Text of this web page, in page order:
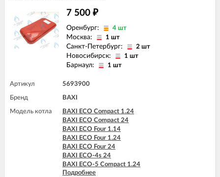
7 500 ₽
Оренбург: 4 шт
Москва: 1 шт
Санкт-Петербург: 2 шт
Новосибирск: 1 шт
Барнаул: 1 шт
Артикул 5693900
Бренд BAXI
Модель котла
BAXI ECO Compact 1.24
BAXI ECO Compact 24
BAXI ECO Four 1.14
BAXI ECO Four 1.24
BAXI ECO Four 24
BAXI ECO-4s 24
BAXI ECO-5 Compact 1.24
BAXI ECO-5 Compact 24
Подробнее